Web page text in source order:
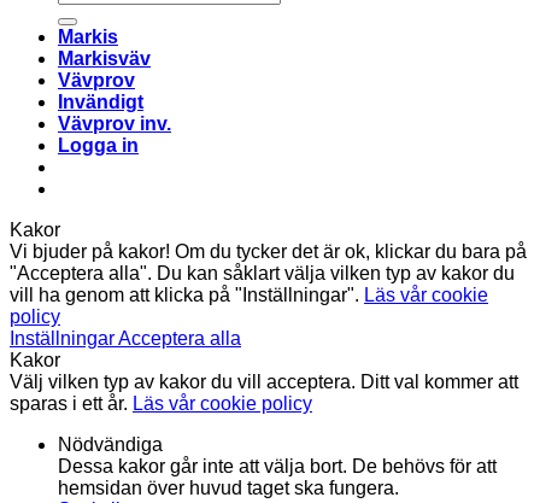
efter:
Markis
Markisväv
Vävprov
Invändigt
Vävprov inv.
Logga in
Kakor
Vi bjuder på kakor! Om du tycker det är ok, klickar du bara på
"Acceptera alla". Du kan såklart välja vilken typ av kakor du
vill ha genom att klicka på "Inställningar". Läs vår cookie
policy
InställningarAcceptera alla
Kakor
Välj vilken typ av kakor du vill acceptera. Ditt val kommer att
sparas i ett år. Läs vår cookie policy
Nödvändiga
Dessa kakor går inte att välja bort. De behövs för att
hemsidan över huvud taget ska fungera.